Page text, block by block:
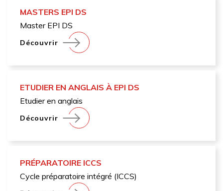
MASTERS EPI DS
Master EPI DS
Découvrir
ETUDIER EN ANGLAIS À EPI DS
Etudier en anglais
Découvrir
PRÉPARATOIRE ICCS
Cycle préparatoire intégré (ICCS)